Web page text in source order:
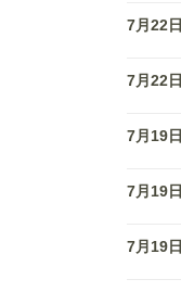
7月22日
7月22日
7月19日
7月19日
7月19日